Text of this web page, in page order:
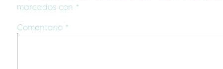
marcados con *
Comentario *